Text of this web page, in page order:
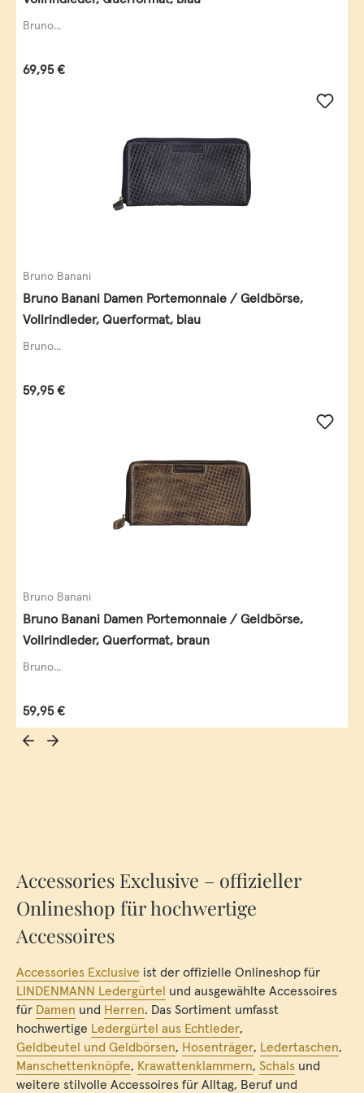
Bruno...
Regulärer Preis:
69,95 €
Bruno Banani
Bruno Banani Damen Portemonnaie / Geldbörse,
Vollrindleder, Querformat, blau
Bruno...
Regulärer Preis:
59,95 €
Bruno Banani
Bruno Banani Damen Portemonnaie / Geldbörse,
Vollrindleder, Querformat, braun
Bruno...
Regulärer Preis:
59,95 €
Accessories Exclusive – offizieller
Onlineshop für hochwertige
Accessoires
Accessories Exclusive ist der offizielle Onlineshop für
LINDENMANN Ledergürtel und ausgewählte Accessoires
für Damen und Herren. Das Sortiment umfasst
hochwertige Ledergürtel aus Echtleder,
Geldbeutel und Geldbörsen, Hosenträger, Ledertaschen,
Manschettenknöpfe, Krawattenklammern, Schals und
weitere stilvolle Accessoires für Alltag, Beruf und